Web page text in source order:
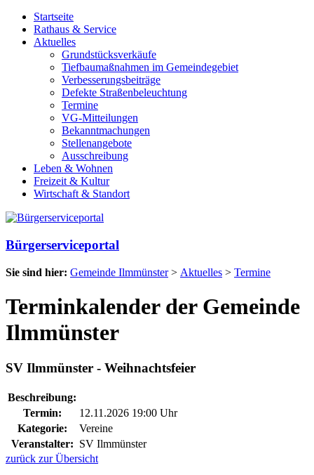
Startseite
Rathaus & Service
Aktuelles
Grundstücksverkäufe
Tiefbaumaßnahmen im Gemeindegebiet
Verbesserungsbeiträge
Defekte Straßenbeleuchtung
Termine
VG-Mitteilungen
Bekanntmachungen
Stellenangebote
Ausschreibung
Leben & Wohnen
Freizeit & Kultur
Wirtschaft & Standort
Bürgerserviceportal
Sie sind hier: Gemeinde Ilmmünster> Aktuelles > Termine
Terminkalender der Gemeinde
Ilmmünster
SV Ilmmünster - Weihnachtsfeier
Beschreibung:
Termin:
12.11.2026 19:00 Uhr
Kategorie:
Vereine
Veranstalter: SV Ilmmünster
zurück zur Übersicht